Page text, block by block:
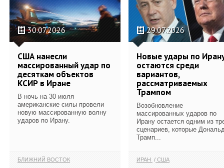
30.07.2026
США нанесли
массированный удар по
десяткам объектов
КСИР в Иране
В ночь на 30 июля
американские силы провели
новую массированную волну
ударов по Ирану.
БЛИЖНИЙ ВОСТОК
29.07.2026
Новые удары по
остаются среди
вариантов,
рассматриваемых
Трампом
Возобновление
массированных ударов по
Ирану остается одним из
сценариев, которые
Трамп...
ИРАН США